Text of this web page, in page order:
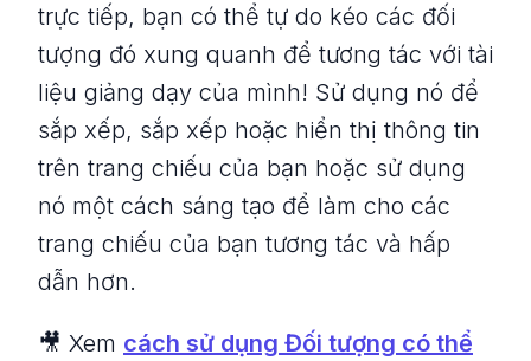
trực tiếp, bạn có thể tự do kéo các đối
tượng đó xung quanh để tương tác với tài
liệu giảng dạy của mình! Sử dụng nó để
sắp xếp, sắp xếp hoặc hiển thị thông tin
trên trang chiếu của bạn hoặc sử dụng
nó một cách sáng tạo để làm cho các
trang chiếu của bạn tương tác và hấp
dẫn hơn.
🎥 Xem cách sử dụng Đối tượng có thể